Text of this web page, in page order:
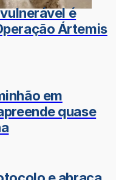
é
Ártemis
em
quase